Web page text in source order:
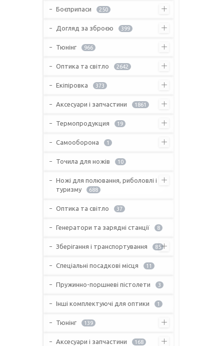
Боєприпаси 250
Догляд за зброєю 399
Тюнінг 966
Оптика та світло 2642
Екіпіровка 373
Аксесуари і запчастини 1861
Термопродукция 19
Самооборона 1
Точила для ножів 10
Ножі для полювання, риболовлі і
туризму
688
Оптика та світло 37
Генератори та зарядні станції 8
Зберігання і транспортування 85
Спеціальні посадкові місця 11
Пружинно-поршневі пістолети 3
Інші комплектуючі для оптики 1
Тюнінг 139
Аксесуари і запчастини 168